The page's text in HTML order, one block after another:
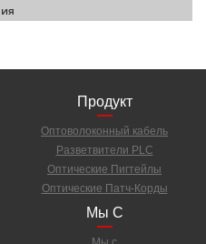
ия
Продукт
Оптоволоконный кабель
Разветвители PLC
Оптические Пигтейлы
Оптические Патч-Корды
Мы С